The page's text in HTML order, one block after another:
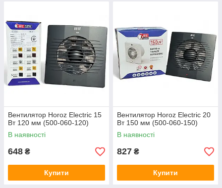
Вентилятор Horoz Electric 15
Вт 120 мм (500-060-120)
В наявності
648 ₴
Купити
Вентилятор Horoz Electric 20
Вт 150 мм (500-060-150)
В наявності
827 ₴
Купити